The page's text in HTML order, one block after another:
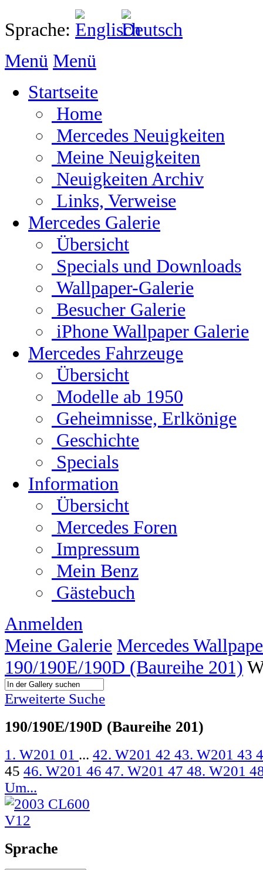
Sprache:
Menü Menü
Startseite
Home
Mercedes Neuigkeiten
Meine Neuigkeiten
Neuigkeiten Archiv
Links, Verweise
Mercedes Galerie
Übersicht
Specials und Downloads
Wallpaper-Galerie
Besucher Galerie
iPhone Wallpaper Galerie
Mercedes Fahrzeuge
Übersicht
Modelle ab 1950
Geheimnisse, Erlkönige
Geschichte
Specials
Information
Übersicht
Mercedes Foren
Impressum
Mein Benz
Gästebuch
Anmelden
Meine Galerie Mercedes
190/190E/190D (Baureihe 201)
Erweiterte Suche
190/190E/190D (Baureihe 201)
1. W201 01 ... 42. W201 42 43. W201 43
45 46. W201 46 47. W201 47 48. W201
Um...
Sprache